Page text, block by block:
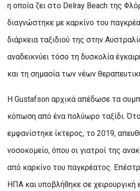
η οποία ζει στο Delray Beach της
διαγνώστηκε με καρκίνο του
διάρκεια ταξιδιού της στην
αναδεικνύει τόσο τη δυσκολία
και τη σημασία των νέων
Η Gustafson αρχικά απέδωσε τα
κόπωση από ένα πολύωρο ταξίδι.
εμφανίστηκε ίκτερος, το 2019,
νοσοκομείο, όπου οι γιατροί της
από καρκίνο του παγκρέατος.
ΗΠΑ και υποβλήθηκε σε χειρουργική